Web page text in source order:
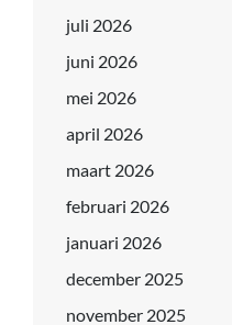
juli 2026
juni 2026
mei 2026
april 2026
maart 2026
februari 2026
januari 2026
december 2025
november 2025